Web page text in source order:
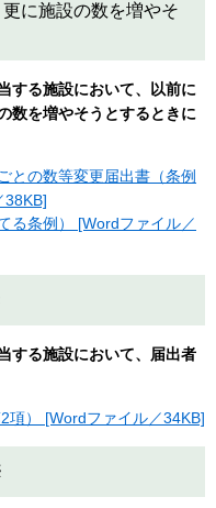
に施設の数を増やそ
する施設において、以前に
数を増やそうとするときに
との数等変更届出書（条例
38KB]
る条例） [Wordファイル／
する施設において、届出者
項） [Wordファイル／34KB]